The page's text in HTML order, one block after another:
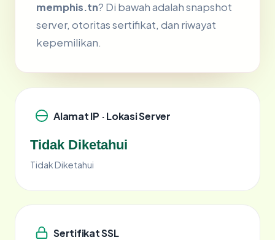
memphis.tn? Di bawah adalah snapshot
server, otoritas sertifikat, dan riwayat
kepemilikan.
Alamat IP · Lokasi Server
Tidak Diketahui
Tidak Diketahui
Sertifikat SSL